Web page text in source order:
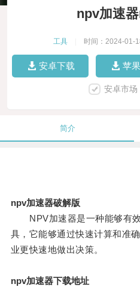
npv加速
工具 时间：2024-01-
安卓下载 苹
安卓市场
简介
npv加速器破解版
NPV加速器是一种能够有效
具，它能够通过快速计算和准
业更快速地做出决策。
npv加速器下载地址